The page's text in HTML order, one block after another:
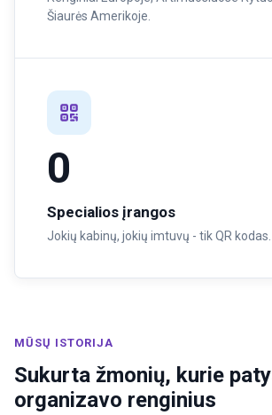
Šiaurės Amerikoje.
0
Specialios įrangos
Jokių kabinų, jokių imtuvų - tik QR kodas.
MŪSŲ ISTORIJA
Sukurta žmonių, kurie
organizavo renginius